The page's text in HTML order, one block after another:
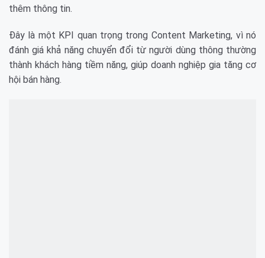
thêm thông tin.
Đây là một KPI quan trọng trong Content Marketing, vì nó
đánh giá khả năng chuyển đổi từ người dùng thông thường
thành khách hàng tiềm năng, giúp doanh nghiệp gia tăng cơ
hội bán hàng.